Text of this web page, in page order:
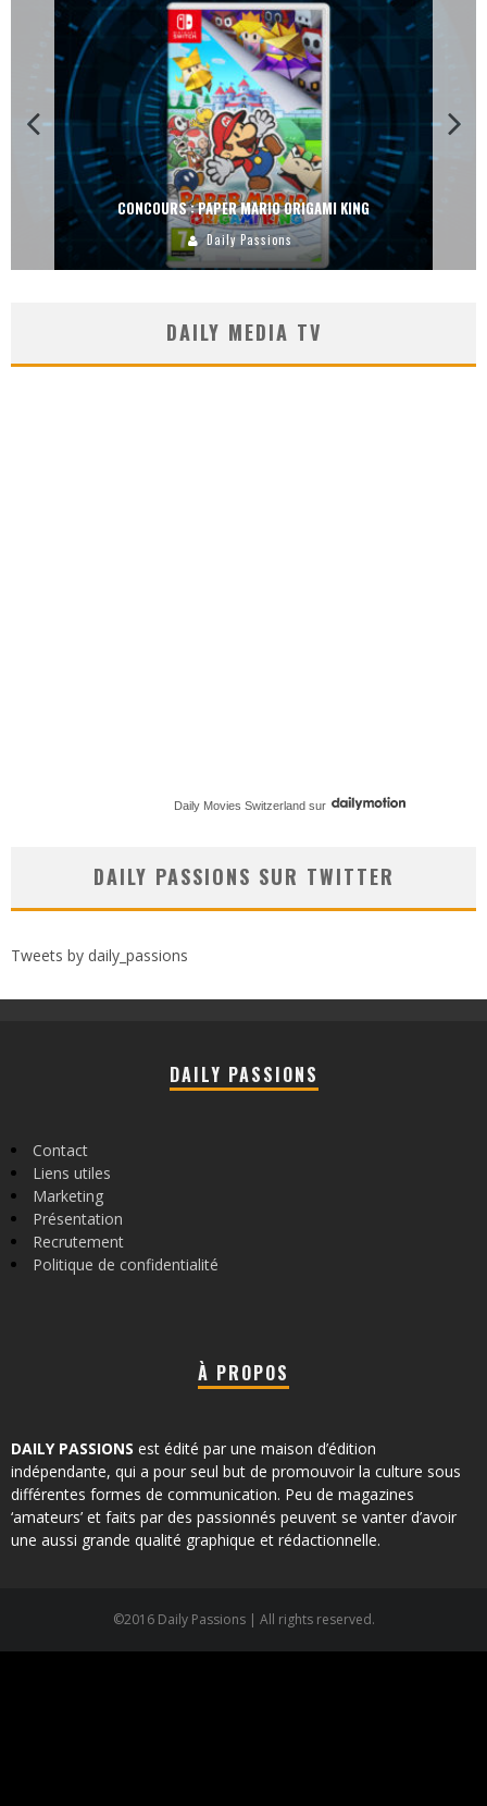
CONCOURS : DREAMS SUR PS4
Carlos Mühlig
DAILY MEDIA TV
Daily Movies Switzerland sur
DAILY PASSIONS SUR TWITTER
Tweets by daily_passions
DAILY PASSIONS
Contact
Liens utiles
Marketing
Présentation
Recrutement
Politique de confidentialité
À PROPOS
DAILY PASSIONS est édité par une maison d’édition
indépendante, qui a pour seul but de promouvoir la culture sous
différentes formes de communication. Peu de magazines
‘amateurs’ et faits par des passionnés peuvent se vanter d’avoir
une aussi grande qualité graphique et rédactionnelle.
©2016 Daily Passions | All rights reserved.